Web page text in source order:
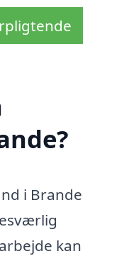
i Brande
kan